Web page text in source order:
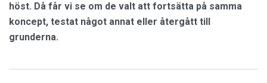
höst. Då får vi se om de valt att fortsätta på samma
koncept, testat något annat eller återgått till
grunderna.